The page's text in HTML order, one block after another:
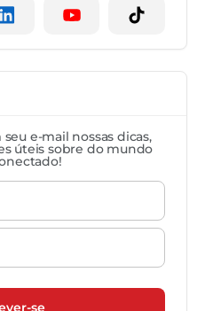
e-mail nossas dicas,
úteis sobre do mundo